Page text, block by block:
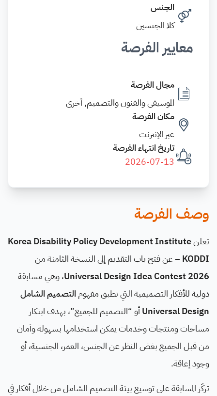
الجنس
كلا الجنسين
معايير الفرصة
مجال الفرصة
الموسيقى والفنون والتصميم, أخرى
مكان الفرصة
عبر الإنترنت
تاريخ انتهاء الفرصة
2026-07-13
وصف الفرصة
تعلنKorea Disability Policy Development Institute
– KODDIعن فتح باب التقديم إلى النسخة الثامنة من
Universal Design Idea Contest 2026، وهي مسابقة
دولية للأفكار التصميمية التي تطبق مفهوم التصميم الشامل
Universal Designأو “التصميم للجميع”، بهدف ابتكار
مساحات ومنتجات وخدمات يمكن استخدامها بسهولة وأمان
من قبل الجميع بغض النظر عن الجنس، العمر، الجنسية، أو
وجود إعاقة.
تركّز المسابقة على توسيع بيئة التصميم الشامل من خلال أفكار في